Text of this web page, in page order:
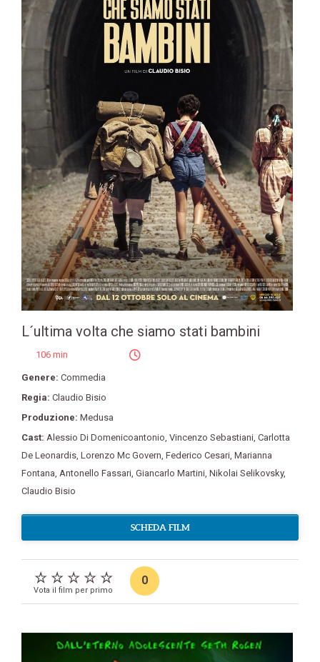
L´ultima volta che siamo stati bambini
106 min
Genere: Commedia
Regia: Claudio Bisio
Produzione: Medusa
Cast: Alessio Di Domenicoantonio, Vincenzo Sebastiani, Carlotta
De Leonardis, Lorenzo Mc Govern, Federico Cesari, Marianna
Fontana, Antonello Fassari, Giancarlo Martini, Nikolai Selikovsky,
Claudio Bisio
SCHEDA FILM
Vota il film per primo
0